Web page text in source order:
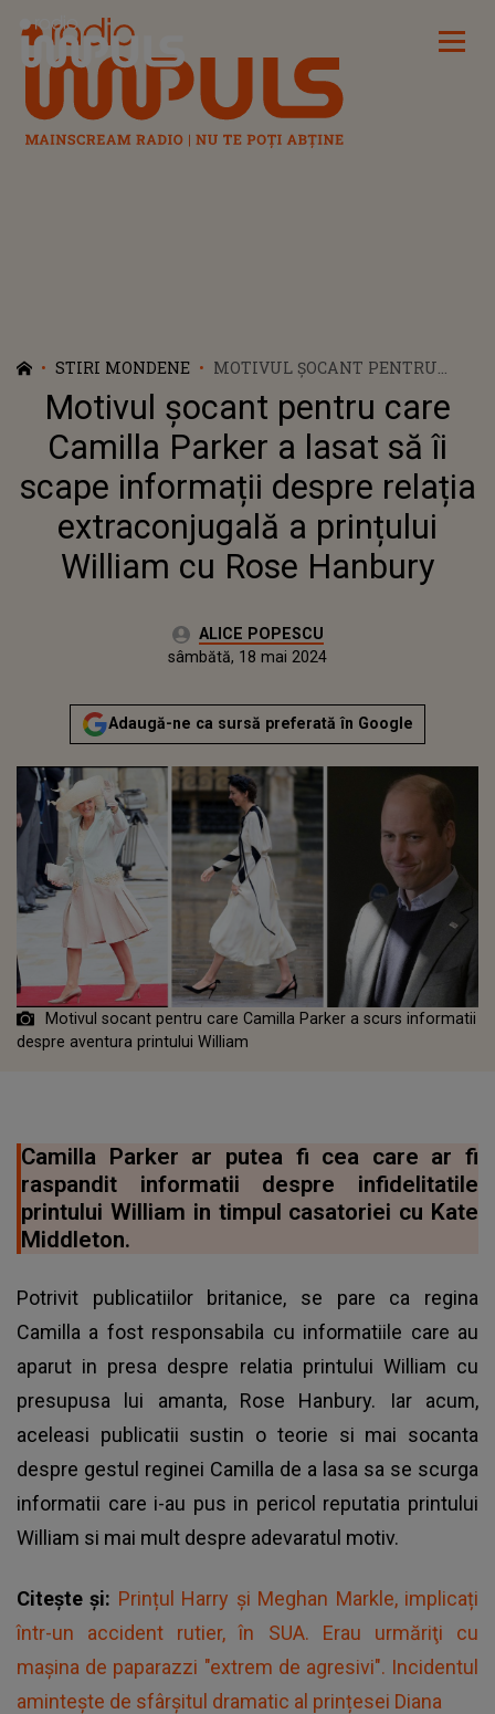
Radio Impuls
STIRI MONDENE
MOTIVUL ȘOCANT PENTRU
CARE CAMILLA PARKER A
LASAT SĂ ÎI SCAPE INFORMAȚII
DESPRE RELAȚIA
EXTRACONJUGALĂ A
PRINȚULUI WILLIAM CU ROSE
HANBURY
Motivul șocant pentru care
Camilla Parker a lasat să îi
scape informații despre relația
extraconjugală a prințului
William cu Rose Hanbury
Autor:ALICE POPESCU
Actualizat:
sâmbătă, 18 mai 2024
Adaugă-ne ca sursă preferată în Google
Motivul socant pentru care Camilla Parker a scurs informatii
despre aventura printului William
Camilla Parker ar putea fi cea care ar fi
raspandit informatii despre infidelitatile
printului William in timpul casatoriei cu Kate
Middleton.
Potrivit publicatiilor britanice, se pare ca regina
Camilla a fost responsabila cu informatiile care au
aparut in presa despre relatia printului William cu
presupusa lui amanta, Rose Hanbury. Iar acum,
aceleasi publicatii sustin o teorie si mai socanta
despre gestul reginei Camilla de a lasa sa se scurga
informatii care i-au pus in pericol reputatia printului
William si mai mult despre adevaratul motiv.
Citește și: Prințul Harry și Meghan Markle, implicați
într-un accident rutier, în SUA. Erau urmăriţi cu
maşina de paparazzi "extrem de agresivi". Incidentul
amintește de sfârșitul dramatic al prințesei Diana